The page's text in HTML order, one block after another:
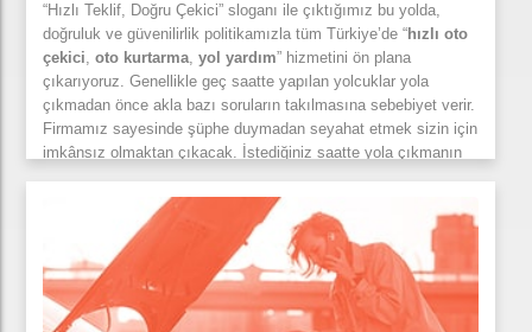
bilgi alabilirsiniz.
“Hızlı Teklif, Doğru Çekici” sloganı ile çıktığımız bu yolda,
doğruluk ve güvenilirlik politikamızla tüm Türkiye’de “hızlı oto
çekici oto kurtarma, yol yardım” hizmetini ön plana
çıkarıyoruz. Genellikle geç saatte yapılan yolcuklar yola
çıkmadan önce akla bazı soruların takılmasına sebebiyet verir.
Firmamız sayesinde şüphe duymadan seyahat etmek sizin için
imkânsız olmaktan çıkacak. İstediğiniz saatte yola çıkmanın
Bilmenizi isteriz ki tüm yol boyunca aracınız ile ilgili sorunlarda
profesyonel ekibimiz bir telefon kadar uzağınızda. Hemen 0552
880 35 05 numaramızı arayıp, sorununuzu çözmemiz için
yardım talep edebilirsiniz. Yolculuğunuza istediğiniz saatte
çıkabilmenin özgürlüğüİstanbul Oto çekici
sayesinde artık
çok daha kolay. Üstelik İstanbul’un sadece belli noktalarında